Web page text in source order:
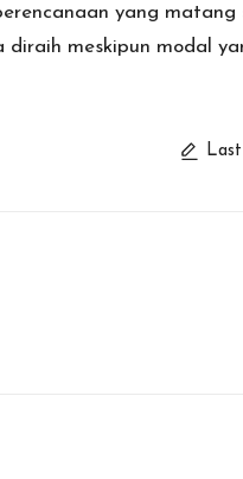
yang matang
meskipun modal